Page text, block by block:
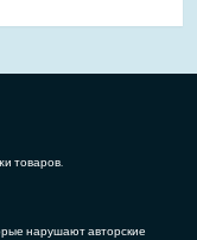
товаров.
нарушают авторские